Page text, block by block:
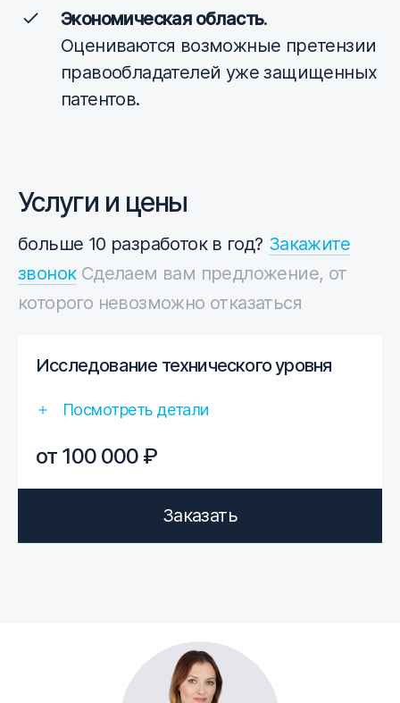
Экономическая область.
Оцениваются возможные претензии
правообладателей уже защищенных
патентов.
Услуги и цены
больше 10 разработок в год? Закажите
звонокСделаем вам предложение, от
которого невозможно отказаться
Исследование технического уровня
Посмотреть детали
от 100 000 ₽
Заказать